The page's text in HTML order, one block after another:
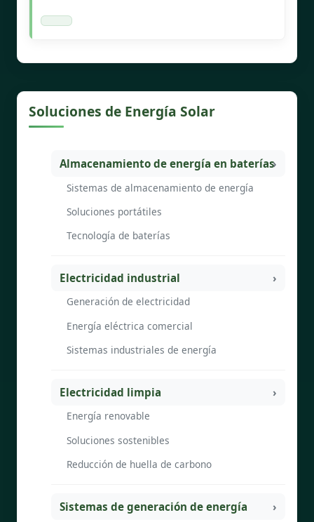
Soluciones de Energía Solar
Almacenamiento de energía en baterías
Sistemas de almacenamiento de energía
Soluciones portátiles
Tecnología de baterías
Electricidad industrial
Generación de electricidad
Energía eléctrica comercial
Sistemas industriales de energía
Electricidad limpia
Energía renovable
Soluciones sostenibles
Reducción de huella de carbono
Sistemas de generación de energía